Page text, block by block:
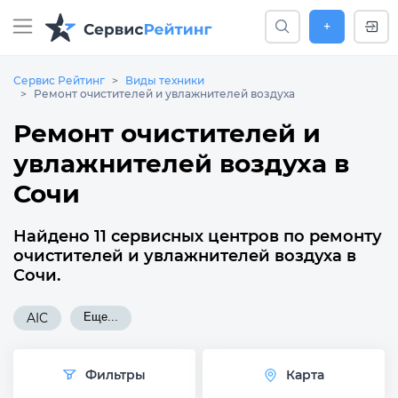
+
Сервис Рейтинг
Виды техники
Ремонт очистителей и увлажнителей воздуха
Ремонт очистителей и
увлажнителей воздуха в
Сочи
Найдено 11 сервисных центров по ремонту
очистителей и увлажнителей воздуха в
Сочи.
AIC Еще...
Фильтры Карта